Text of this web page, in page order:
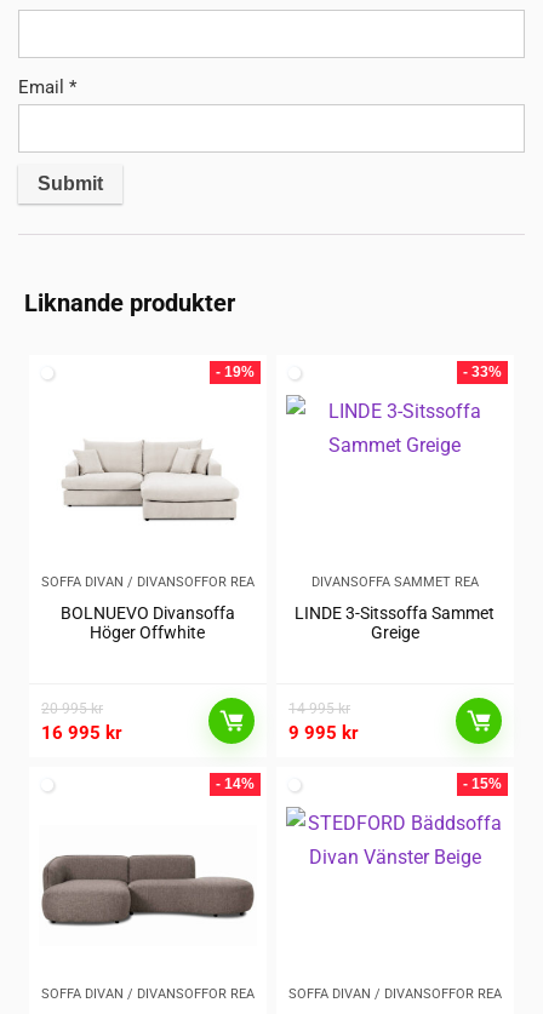
Email *
Liknande produkter
- 19%
SOFFA DIVAN / DIVANSOFFOR REA
BOLNUEVO Divansoffa
Höger Offwhite
20 995kr
16 995 kr
- 33%
DIVANSOFFA SAMMET REA
LINDE 3-Sitssoffa Sammet
Greige
14 995kr
9 995 kr
- 14%
SOFFA DIVAN / DIVANSOFFOR REA
- 15%
SOFFA DIVAN / DIVANSOFFOR REA